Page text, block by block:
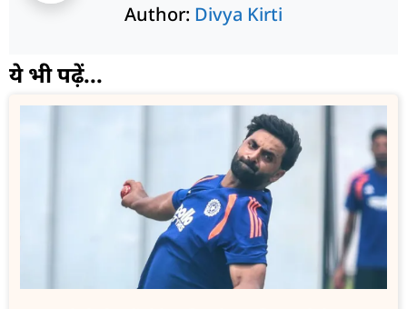
Author: Divya Kirti
ये भी पढ़ें...